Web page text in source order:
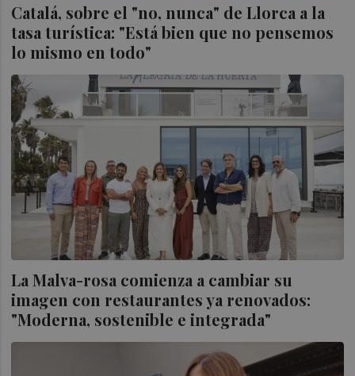
Catalá, sobre el "no, nunca" de Llorca a la
tasa turística: "Está bien que no pensemos
lo mismo en todo"
La Malva-rosa comienza a cambiar su
imagen con restaurantes ya renovados:
"Moderna, sostenible e integrada"